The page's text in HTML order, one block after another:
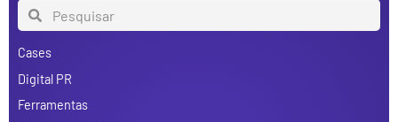
Cases
Digital PR
Ferramentas